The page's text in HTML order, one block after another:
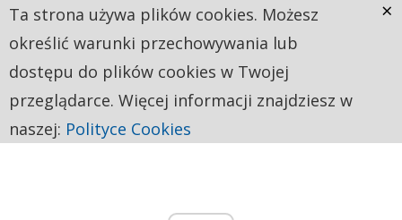
Ta strona używa plików cookies. Możesz
określić warunki przechowywania lub
dostępu do plików cookies w Twojej
przeglądarce. Więcej informacji znajdziesz w
naszej: Polityce Cookies
×